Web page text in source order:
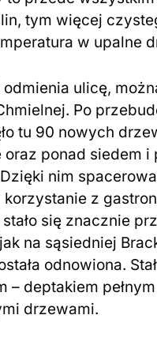
tym więcej
w upalne
ulicę,
Po
tu 90 nowych
ponad siedem i
nim
z
się znacznie
na sąsiedniej
odnowiona.
– deptakiem
drzewami.